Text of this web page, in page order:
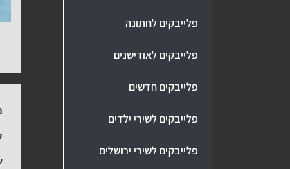
פלייבקים לחתונה
פלייבקים לאודישנים
פלייבקים חדשים
פלייבקים לשירי ילדים
פלייבקים לשירי ירושלים